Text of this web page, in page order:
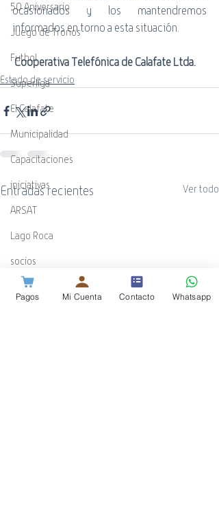
50 Aniversario
Juego de Tronos
Futbol
Superliga
El Calafate
Municipalidad
Capacitaciones
iniciativas
ARSAT
Lago Roca
socios
día del padre
ocasionados y los mantendremos
informados en torno a esta situación.
Cooperativa Telefónica de Calafate Ltda.
Estado de servicio
Entradas recientes Ver todo
Pagos Mi Cuenta Contacto Whatsapp